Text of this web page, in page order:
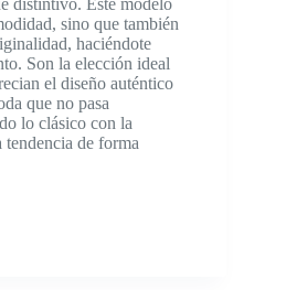
sino que también
haciéndote
Son la elección ideal
el diseño auténtico
que no pasa
lo clásico con la
tendencia de forma